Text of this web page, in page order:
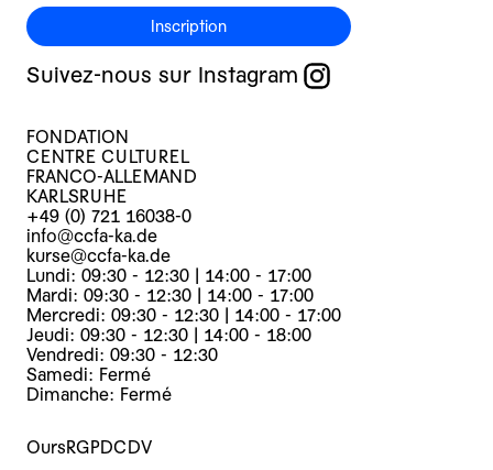
Inscription
Suivez-nous sur Instagram
FONDATION
CENTRE CULTUREL
FRANCO-ALLEMAND
KARLSRUHE
+49 (0) 721 16038-0
info@ccfa-ka.de
kurse@ccfa-ka.de
Lundi: 09:30 - 12:30 | 14:00 - 17:00
Mardi: 09:30 - 12:30 | 14:00 - 17:00
Mercredi: 09:30 - 12:30 | 14:00 - 17:00
Jeudi: 09:30 - 12:30 | 14:00 - 18:00
Vendredi: 09:30 - 12:30
Samedi: Fermé
Dimanche: Fermé
OursRGPDCDV